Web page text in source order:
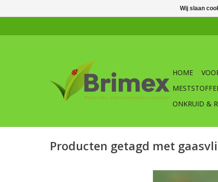
HOME
ONKRUID &
Producten getagd met
Wij slaan